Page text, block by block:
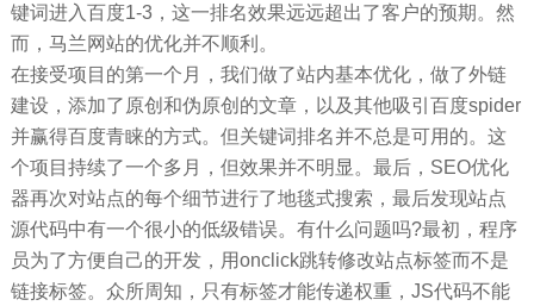
键词进入百度1-3，这一排名效果远远超出了客户的预期。然
而，马兰网站的优化并不顺利。
在接受项目的第一个月，我们做了站内基本优化，做了外链
建设，添加了原创和伪原创的文章，以及其他吸引百度spider
并赢得百度青睐的方式。但关键词排名并不总是可用的。这
个项目持续了一个多月，但效果并不明显。最后，SEO优化
器再次对站点的每个细节进行了地毯式搜索，最后发现站点
源代码中有一个很小的低级错误。有什么问题吗?最初，程序
员为了方便自己的开发，用onclick跳转修改站点标签而不是
链接标签。众所周知，只有标签才能传递权重，JS代码不能